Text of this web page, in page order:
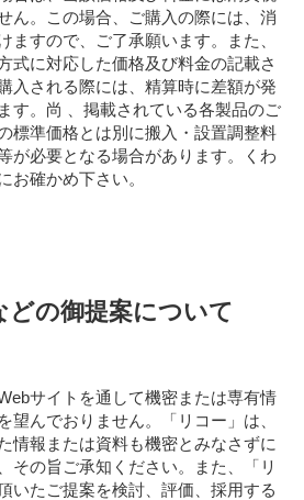
ん。この場合、ご購入の際には、消
ますので、ご了承願います。また、
式に対応した価格及び料金の記載さ
入される際には、精算時に差額が発
す。尚 、掲載されている各製品のご
標準価格とは別に搬入・設置調整料
が必要となる場合があります。くわ
お確かめ下さい。
どの御提案について
サイトを通して機密または専有情
望んでおりません。「リコー」は、
情報または資料も機密とみなさずに
その旨ご承知ください。また、「リ
いたご提案を検討、評価、採用する